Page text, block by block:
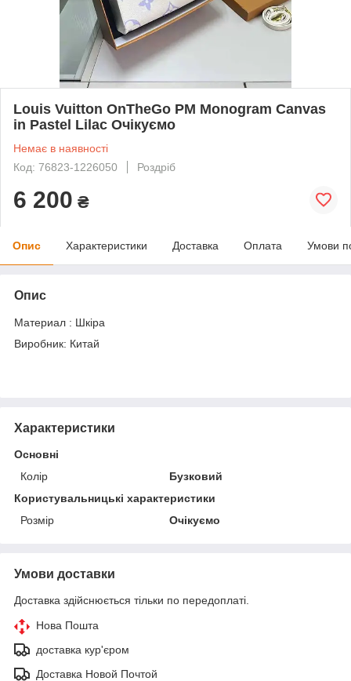
Louis Vuitton OnTheGo PM Monogram Canvas
in Pastel Lilac Очікуємо
Немає в наявності
Код: 76823-1226050
Роздріб
6 200 ₴
Опис Характеристики Доставка Оплата Умови
Опис
Материал : Шкіра
Виробник: Китай
Характеристики
Основні
Колір
Бузковий
Користувальницькі характеристики
Розмір
Очікуємо
Умови доставки
Доставка здійснюється тільки по передоплаті.
Нова Пошта
доставка кур'єром
Доставка Новой Почтой